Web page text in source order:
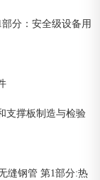
分：安全级设备用
支撑板制造与检验
缝钢管 第1部分:热